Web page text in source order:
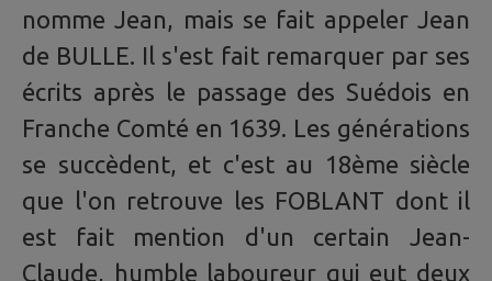
nomme Jean, mais se fait appeler Jean
de BULLE. Il s'est fait remarquer par ses
écrits après le passage des Suédois en
Franche Comté en 1639. Les générations
se succèdent, et c'est au 18ème siècle
que l'on retrouve les FOBLANT dont il
est fait mention d'un certain Jean-
Claude, humble laboureur qui eut deux